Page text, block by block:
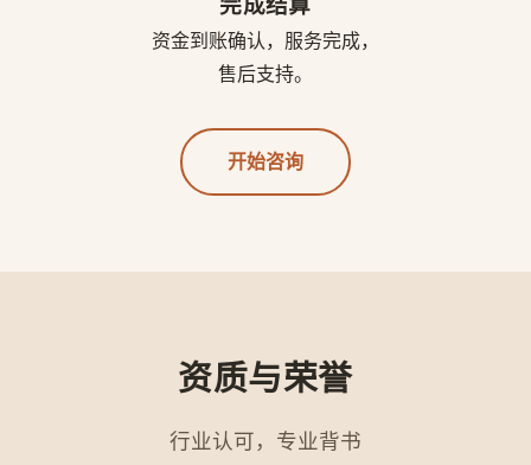
资金到账确认，服务完成，
售后支持。
开始咨询
资质与荣誉
行业认可，专业背书